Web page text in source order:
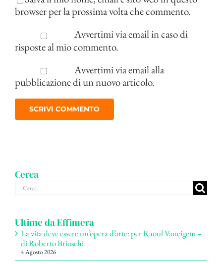
browser per la prossima volta che commento.
Avvertimi via email in caso di
risposte al mio commento.
Avvertimi via email alla
pubblicazione di un nuovo articolo.
Cerca
Cerca
per:
Ultime da Effimera
La vita deve essere un’opera d’arte: per Raoul Vaneigem –
di Roberto Brioschi
4 Agosto 2026